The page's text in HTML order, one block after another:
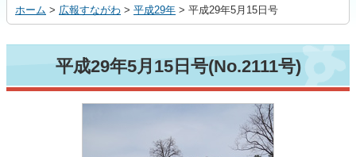
ホーム > 広報すながわ > 平成29年 > 平成29年5月15日号
平成29年5月15日号(No.2111号)